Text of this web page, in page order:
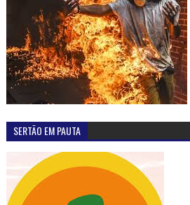
SERTÃO EM PAUTA